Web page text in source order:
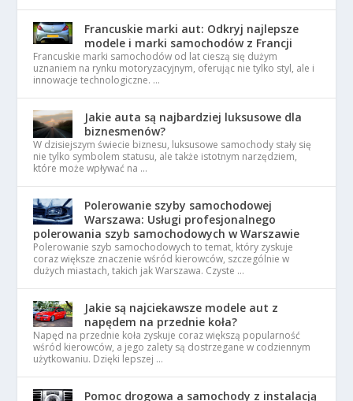
Francuskie marki aut: Odkryj najlepsze
modele i marki samochodów z Francji
Francuskie marki samochodów od lat cieszą się dużym
uznaniem na rynku motoryzacyjnym, oferując nie tylko styl, ale i
innowacje technologiczne. …
Jakie auta są najbardziej luksusowe dla
biznesmenów?
W dzisiejszym świecie biznesu, luksusowe samochody stały się
nie tylko symbolem statusu, ale także istotnym narzędziem,
które może wpływać na …
Polerowanie szyby samochodowej
Warszawa: Usługi profesjonalnego
polerowania szyb samochodowych w Warszawie
Polerowanie szyb samochodowych to temat, który zyskuje
coraz większe znaczenie wśród kierowców, szczególnie w
dużych miastach, takich jak Warszawa. Czyste …
Jakie są najciekawsze modele aut z
napędem na przednie koła?
Napęd na przednie koła zyskuje coraz większą popularność
wśród kierowców, a jego zalety są dostrzegane w codziennym
użytkowaniu. Dzięki lepszej …
Pomoc drogowa a samochody z instalacją